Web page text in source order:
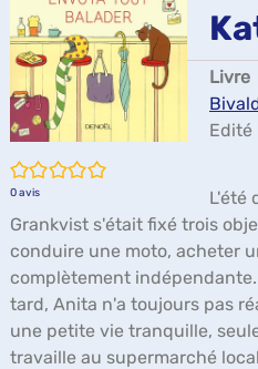
/5
0avis
Livre
Edité
L'été
Grankvist s'était fixé trois
conduire une moto, acheter
complètement
tard, Anita n'a toujours pas
une petite vie tranquille,
travaille au supermarché